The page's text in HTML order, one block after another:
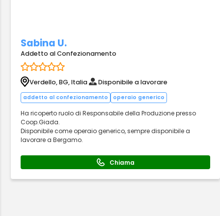
Sabina U.
Addetto al Confezionamento
Verdello, BG, Italia Disponibile a lavorare
addetto al confezionamento operaio generico
Ha ricoperto ruolo di Responsabile della Produzione presso
Coop.Giada.
Disponibile come operaio generico, sempre disponibile a
lavorare a Bergamo.
Chiama